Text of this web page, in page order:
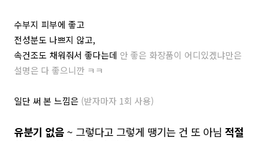
수부지 피부에 좋고
전성분도 나쁘지 않고,
속건조도 채워줘서 좋다는데 안 좋은 화장품이 어디있겠냐만은
설명은 다 좋으니깐 ㅋㅋ
일단 써 본 느낌은 (받자마자 1회 사용)
유분기 없음 ~ 그렇다고 그렇게 땡기는 건 또 아님 적절